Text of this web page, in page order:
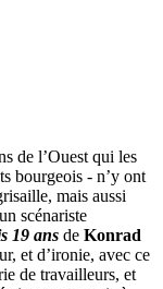
de l’Ouest qui les
bourgeois - n’y ont
mais aussi
scénariste
19 ans de Konrad
et d’ironie, avec ce
de travailleurs, et